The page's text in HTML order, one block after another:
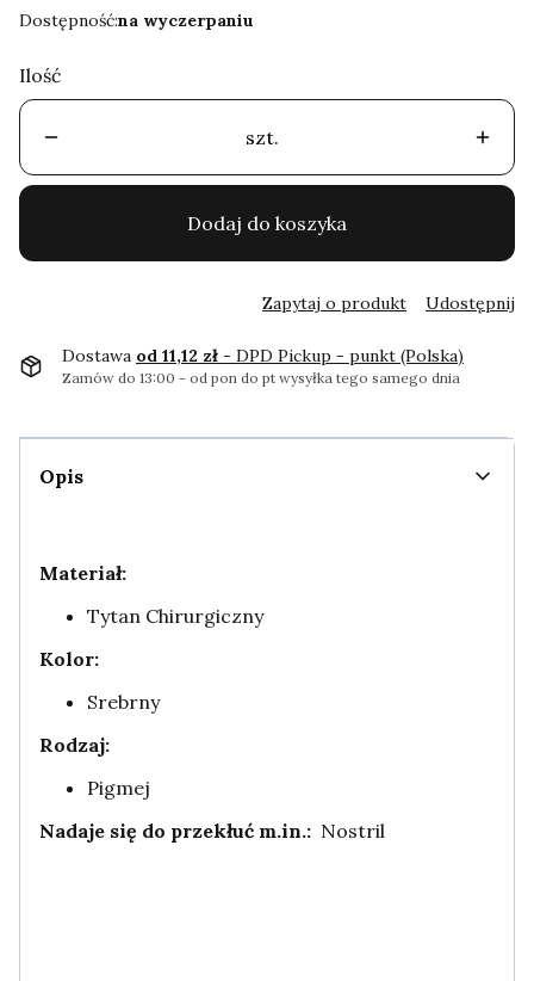
Dostępność:na wyczerpaniu
Ilość
szt.
Dodaj do koszyka
Zapytaj o produkt Udostępnij
Dostawa od 11,12 zł - DPD Pickup - punkt (Polska)
Zamów do 13:00 - od pon do pt wysyłka tego samego dnia
Opis
Materiał:
Tytan Chirurgiczny
Kolor:
Srebrny
Rodzaj:
Pigmej
Nadaje się do przekłuć m.in.: Nostril